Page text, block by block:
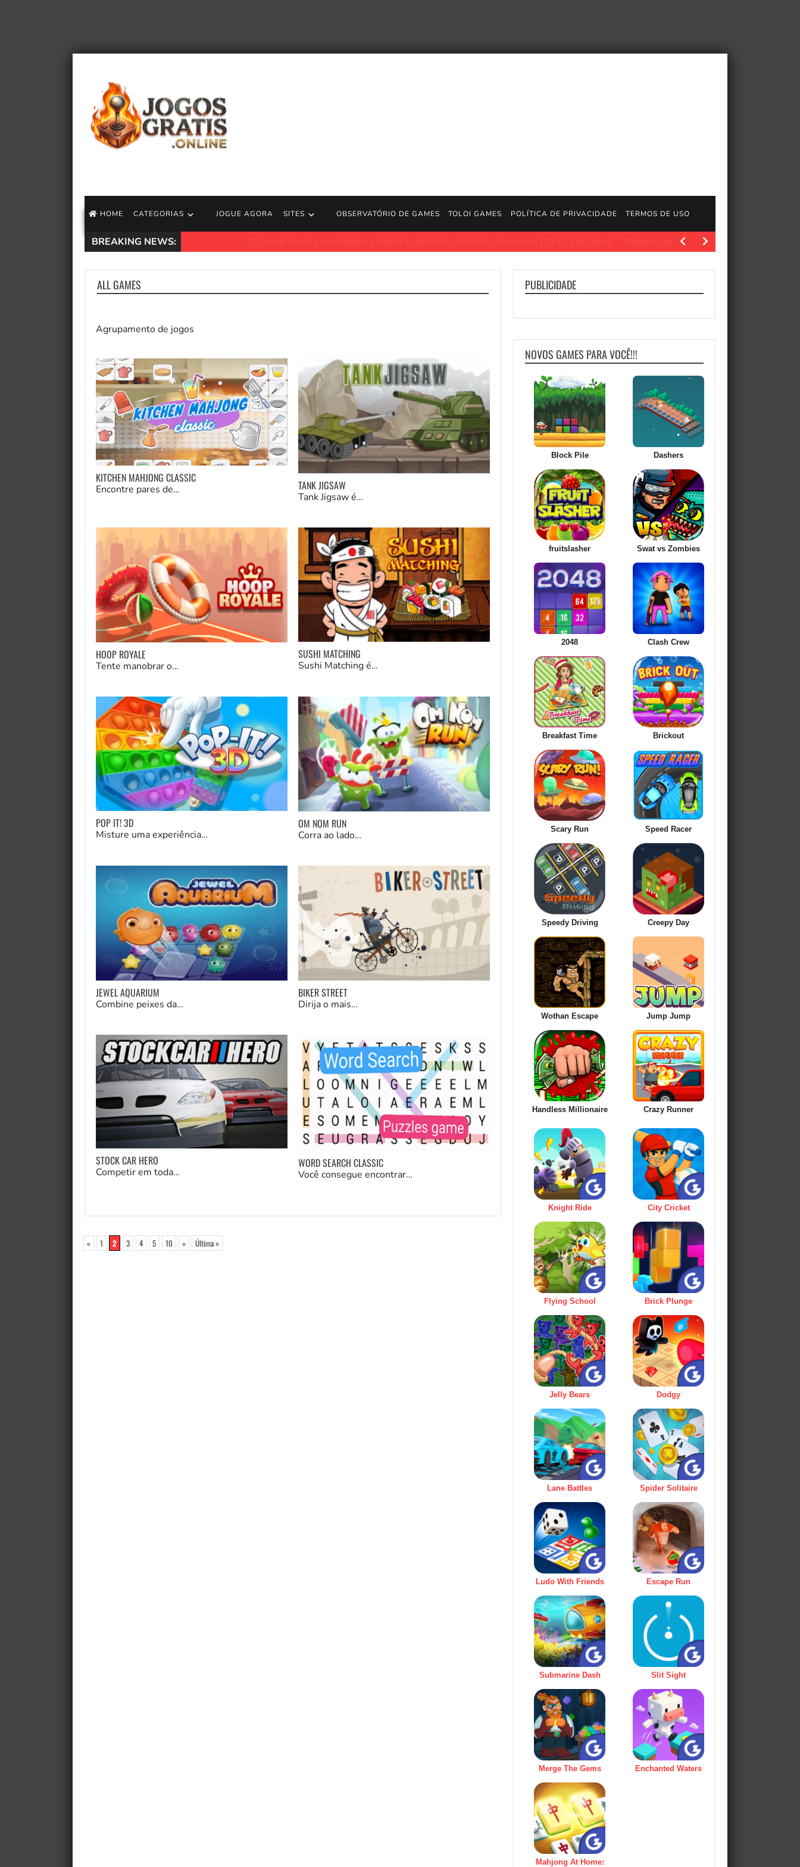
HOME CATEGORIAS JOGUE AGORA SITES OBSERVATÓRIO DE GAMES TOLOI GAMES POLÍTICA DE PRIVACIDADE TERMOS DE USO
BREAKING NEWS: Polygon.com. Feliz fim de semana. Existem vários filmes
ALL GAMES
Agrupamento de jogos
KITCHEN MAHJONG CLASSIC
Encontre pares de… TANK JIGSAW
Tank Jigsaw é…
HOOP ROYALE
Tente manobrar o…
SUSHI MATCHING
Sushi Matching é…
POP IT! 3D
Misture uma experiência…
OM NOM RUN
Corra ao lado…
JEWEL AQUARIUM
Combine peixes da…
BIKER STREET
Dirija o mais…
STOCK CAR HERO
Competir em toda…
WORD SEARCH CLASSIC
Você consegue encontrar…
« 1 2 3 4 5 10 » Última »
PUBLICIDADE
NOVOS GAMES PARA VOCÊ!!!
Block Pile Dashers
fruitslasher Swat vs Zombies
2048 Clash Crew
Breakfast Time Brickout
Scary Run Speed Racer
Speedy Driving Creepy Day
Wothan Escape Jump Jump
Handless Millionaire Crazy Runner
Knight Ride City Cricket
Flying School Brick Plunge
Jelly Bears Dodgy
Lane Battles Spider Solitaire
Ludo With Friends Escape Run
Submarine Dash Slit Sight
Merge The Gems Enchanted Waters
Mahjong At Home: